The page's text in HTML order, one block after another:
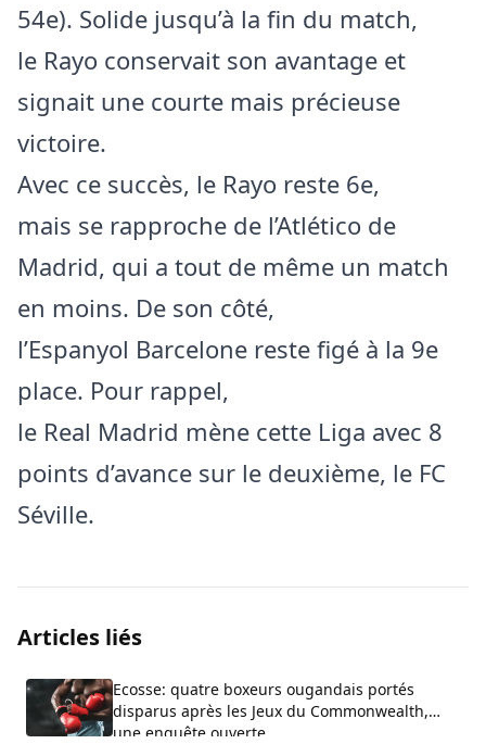
54e). Solide jusqu’à la fin du match,
le Rayo conservait son avantage et
signait une courte mais précieuse
victoire.
Avec ce succès, le Rayo reste 6e,
mais se rapproche de l’Atlético de
Madrid, qui a tout de même un match
en moins. De son côté,
l’Espanyol Barcelone reste figé à la 9e
place. Pour rappel,
le Real Madrid mène cette Liga avec 8
points d’avance sur le deuxième, le FC
Séville.
Articles liés
Ecosse: quatre boxeurs ougandais portés
disparus après les Jeux du Commonwealth,
une enquête ouverte